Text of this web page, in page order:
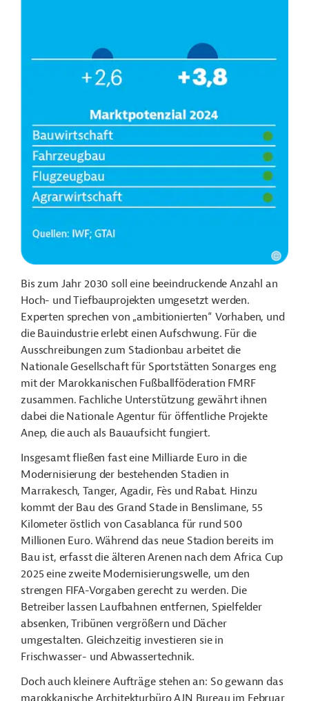
Bis zum Jahr 2030 soll eine beeindruckende Anzahl an
Hoch- und Tiefbauprojekten umgesetzt werden.
Experten sprechen von „ambitionierten“ Vorhaben, und
die Bauindustrie erlebt einen Aufschwung. Für die
Ausschreibungen zum Stadionbau arbeitet die
Nationale Gesellschaft für Sportstätten Sonarges eng
mit der Marokkanischen Fußballföderation FMRF
zusammen. Fachliche Unterstützung gewährt ihnen
dabei die Nationale Agentur für öffentliche Projekte
Anep, die auch als Bauaufsicht fungiert.
Insgesamt fließen fast eine Milliarde Euro in die
Modernisierung der bestehenden Stadien in
Marrakesch, Tanger, Agadir, Fès und Rabat. Hinzu
kommt der Bau des Grand Stade in Benslimane, 55
Kilometer östlich von Casablanca für rund 500
Millionen Euro. Während das neue Stadion bereits im
Bau ist, erfasst die älteren Arenen nach dem Africa Cup
2025 eine zweite Modernisierungswelle, um den
strengen FIFA-Vorgaben gerecht zu werden. Die
Betreiber lassen Laufbahnen entfernen, Spielfelder
absenken, Tribünen vergrößern und Dächer
umgestalten. Gleichzeitig investieren sie in
Frischwasser- und Abwassertechnik.
Doch auch kleinere Aufträge stehen an: So gewann das
marokkanische Architekturbüro AJN Bureau im Februar